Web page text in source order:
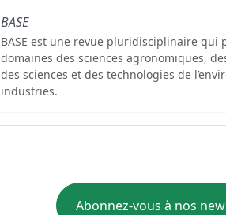
BASE
BASE est une revue pluridisciplinaire
domaines des sciences agronomiques,
des sciences et des technologies de
industries.
Abonnez-vous à nos